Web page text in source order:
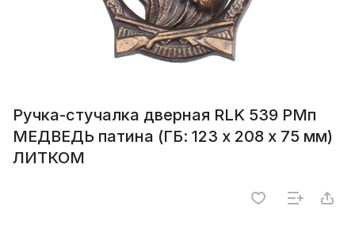
Ручка-стучалка дверная RLK 539 РМп
МЕДВЕДЬ патина (ГБ: 123 х 208 х 75 мм)
ЛИТКОМ